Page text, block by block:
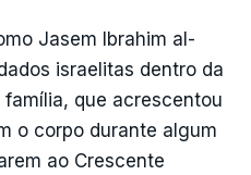
Jasem Ibrahim al-
israelitas dentro da
que acrescentou
o corpo durante algum
ao Crescente